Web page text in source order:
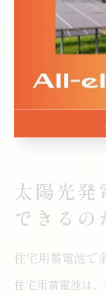
特に停電や災害
源となり、冷蔵
持できます。日
光熱費の削減や
なエコライフの
太陽光発
できるの
住宅用蓄電池で
住宅用蓄電池は